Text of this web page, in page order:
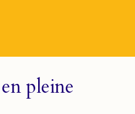
pleine